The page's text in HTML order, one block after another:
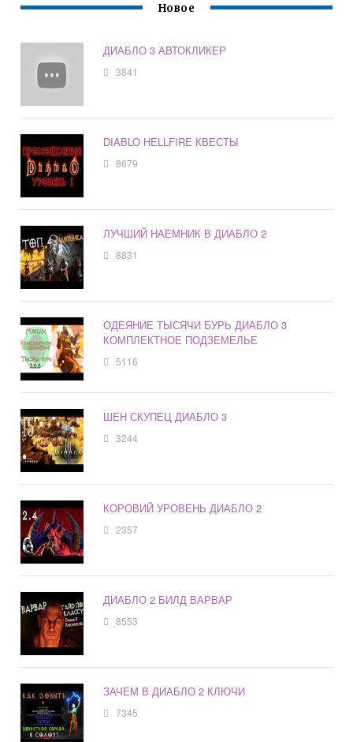
Новое
ДИАБЛО 3 АВТОКЛИКЕР
3841
DIABLO HELLFIRE КВЕСТЫ
8679
ЛУЧШИЙ НАЕМНИК В ДИАБЛО 2
8831
ОДЕЯНИЕ ТЫСЯЧИ БУРЬ ДИАБЛО 3
КОМПЛЕКТНОЕ ПОДЗЕМЕЛЬЕ
5116
ШЕН СКУПЕЦ ДИАБЛО 3
3244
КОРОВИЙ УРОВЕНЬ ДИАБЛО 2
2357
ДИАБЛО 2 БИЛД ВАРВАР
8553
ЗАЧЕМ В ДИАБЛО 2 КЛЮЧИ
7345